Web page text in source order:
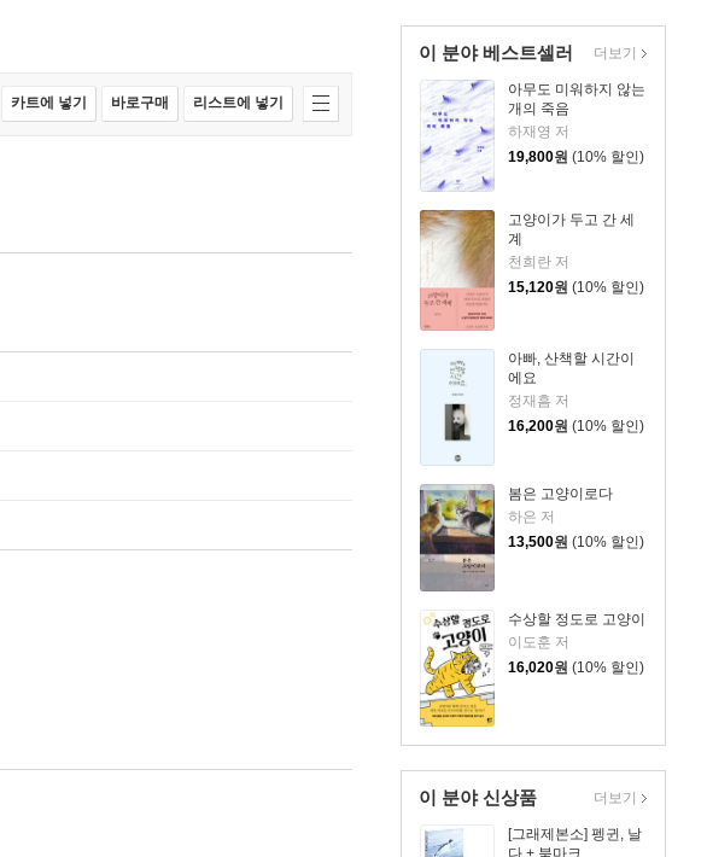
이 분야 베스트셀러
아무도 미워하지 않는
개의 죽음
하재영 저
19,800원 (10% 할인)
고양이가 두고 간 세
계
천희란 저
15,120원 (10% 할인)
아빠, 산책할 시간이
에요
정재흠 저
16,200원 (10% 할인)
봄은 고양이로다
하은 저
13,500원 (10% 할인)
수상할 정도로 고양이
이도훈 저
16,020원 (10% 할인)
더보기
이 분야 신상품
[그래제본소] 펭귄, 날
더보기
카트에 넣기 바로구매 리스트에 넣기